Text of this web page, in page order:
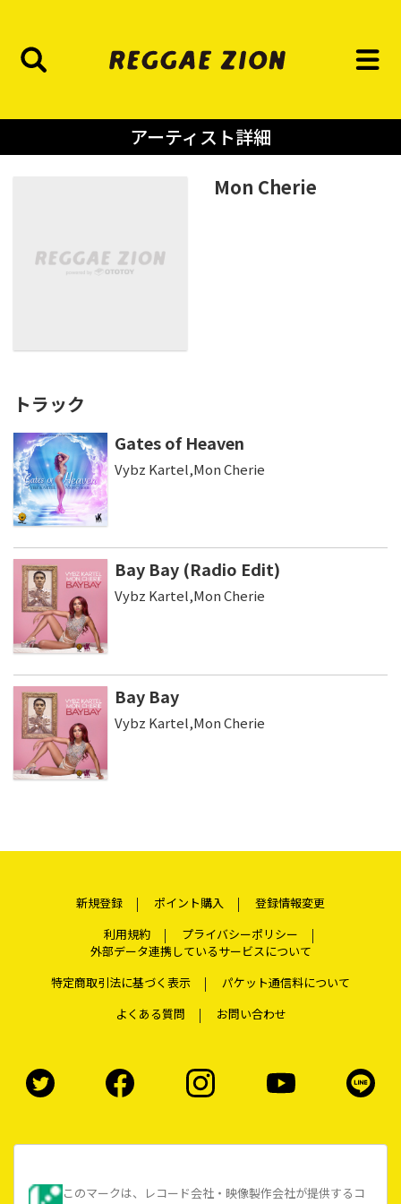
アーティスト詳細
Mon Cherie
トラック
Gates of Heaven
Vybz Kartel,Mon Cherie
Bay Bay (Radio Edit)
Vybz Kartel,Mon Cherie
Bay Bay
Vybz Kartel,Mon Cherie
新規登録 ポイント購入
登録情報変更
利用規約
プライバシーポリシー
外部データ連携しているサービスについて
特定商取引法に基づく表示
パケット通信料について
よくある質問
お問い合わせ
このマークは、レコード会社・映像製作会社が提供するコ